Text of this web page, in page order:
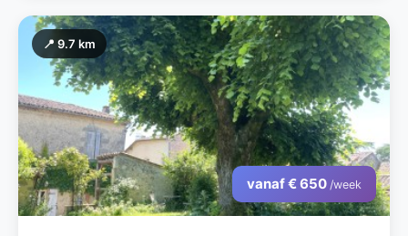
📍 9.7 km
vanaf € 650 /week